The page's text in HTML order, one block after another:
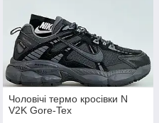
Чоловічі термо кросівки N
V2K Gore-Tex